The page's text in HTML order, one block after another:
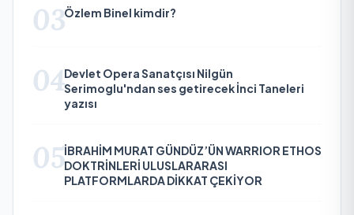
03Özlem Binel kimdir?
04Devlet Opera Sanatçısı Nilgün
Serimoglu'ndan ses getirecek İnci Taneleri
yazısı
05İBRAHİM MURAT GÜNDÜZ’ÜN WARRIOR ETHOS
DOKTRİNLERİ ULUSLARARASI
PLATFORMLARDA DİKKAT ÇEKİYOR